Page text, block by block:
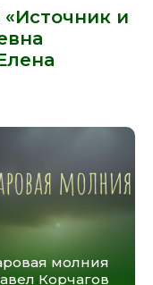
и
молния
Корчагов